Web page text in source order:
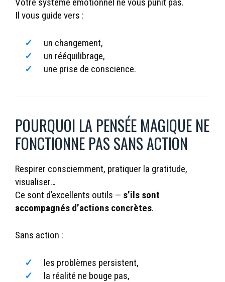
Il vous guide vers :
un changement,
un rééquilibrage,
une prise de conscience.
POURQUOI LA PENSÉE MAGIQUE NE
FONCTIONNE PAS SANS ACTION
Respirer consciemment, pratiquer la gratitude,
visualiser…
Ce sont d’excellents outils — s’ils sont
accompagnés d’actions concrètes.
Sans action :
les problèmes persistent,
la réalité ne bouge pas,